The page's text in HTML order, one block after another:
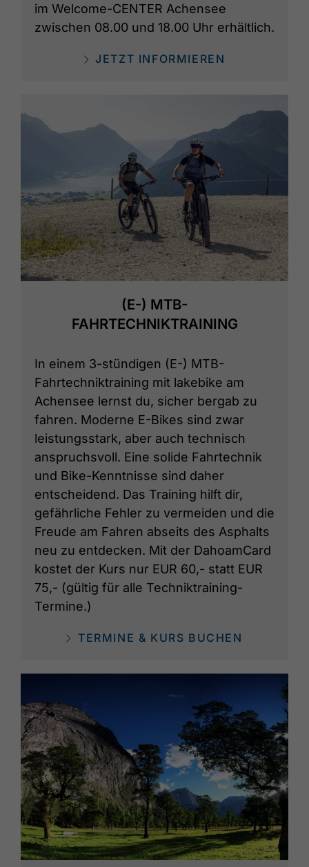
im Welcome-CENTER Achensee
zwischen 08.00 und 18.00 Uhr erhältlich.
JETZT INFORMIEREN
(E-) MTB-
FAHRTECHNIKTRAINING
In einem 3-stündigen (E-) MTB-
Fahrtechniktraining mit lakebike am
Achensee lernst du, sicher bergab zu
fahren. Moderne E-Bikes sind zwar
leistungsstark, aber auch technisch
anspruchsvoll. Eine solide Fahrtechnik
und Bike-Kenntnisse sind daher
entscheidend. Das Training hilft dir,
gefährliche Fehler zu vermeiden und die
Freude am Fahren abseits des Asphalts
neu zu entdecken. Mit der DahoamCard
kostet der Kurs nur EUR 60,- statt EUR
75,- (gültig für alle Techniktraining-
Termine.)
TERMINE & KURS BUCHEN